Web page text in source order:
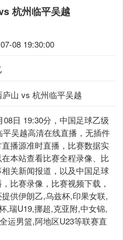
杭州临平吴越
08 19:30:00
庐山 vs 杭州临平吴越
08日 19:30分，中国足球乙级
吴越高清在线直播，无插件
播源准时直播，比赛数据实
本站查看比赛全程录像、比
关新闻报道，以及中国足球
比赛录像，比赛视频下载，
供伊朗乙,乌兹杯,印果女联,
,瑞U19,挪超,克亚附,中女锦,
运男篮,阿地区U23等联赛直